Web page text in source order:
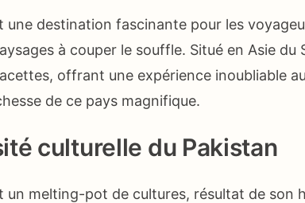
une destination fascinante pour les
à couper le souffle. Situé en Asie du
offrant une expérience inoubliable
de ce pays magnifique.
culturelle du Pakistan
un melting-pot de cultures, résultat de son